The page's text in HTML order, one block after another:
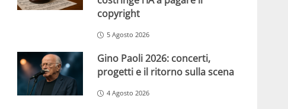
copyright
5 Agosto 2026
Gino Paoli 2026: concerti,
progetti e il ritorno sulla scena
4 Agosto 2026